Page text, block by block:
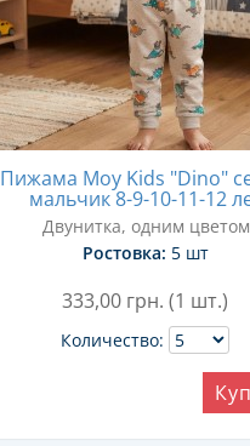
Пижама Moy Kids "Dino"
мальчик 8-9-10-11-12
Двунитка, одним цветом
Ростовка: 5 шт
333,00 грн. (1 шт.)
Количество: